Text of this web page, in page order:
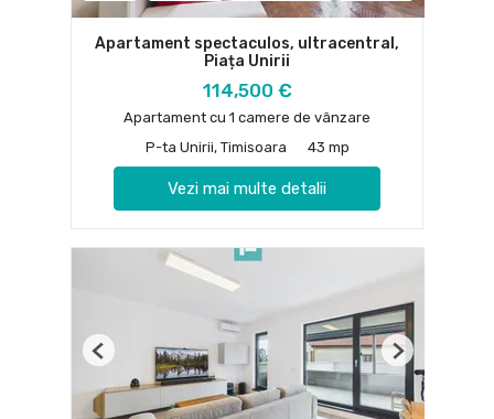
Apartament spectaculos, ultracentral,
Piața Unirii
114,500 €
Apartament cu 1 camere de vânzare
P-ta Unirii, Timisoara
43 mp
Vezi mai multe detalii
Previous Next